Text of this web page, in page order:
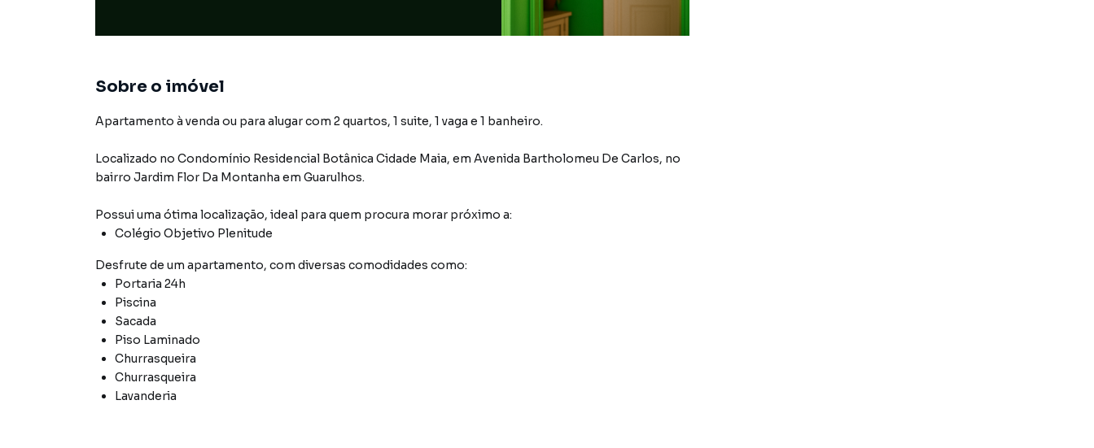
Sobre o imóvel
Apartamento à venda ou para alugar com 2 quartos, 1 suite, 1 vaga e 1 banheiro.
Localizado no Condomínio Residencial Botânica Cidade Maia, em Avenida Bartholomeu De Carlos, no
bairro Jardim Flor Da Montanha em Guarulhos.
Possui uma ótima localização, ideal para quem procura morar próximo a:
Colégio Objetivo Plenitude
Desfrute de um apartamento, com diversas comodidades como:
Portaria 24h
Piscina
Sacada
Piso Laminado
Churrasqueira
Churrasqueira
Lavanderia